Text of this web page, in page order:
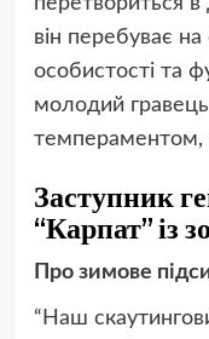
він перебуває
особистості та
молодий
темпераментом,
Заступник
“Карпат” із
Про зимове
“Наш